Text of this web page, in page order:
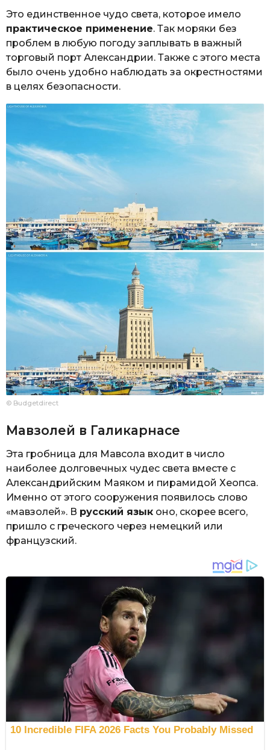
Это единственное чудо света, которое имело
практическое применение. Так моряки без
проблем в любую погоду заплывать в важный
торговый порт Александрии. Также с этого места
было очень удобно наблюдать за окрестностями
в целях безопасности.
© Budgetdirect
Мавзолей в Галикарнасе
Эта гробница для Мавсола входит в число
наиболее долговечных чудес света вместе с
Александрийским Маяком и пирамидой Хеопса.
Именно от этого сооружения появилось слово
«мавзолей». В русский язык оно, скорее всего,
пришло с греческого через немецкий или
французский.